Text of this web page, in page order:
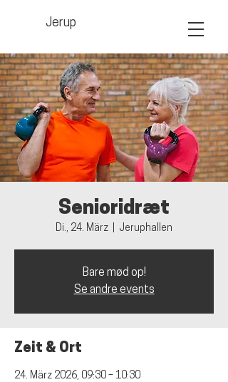
Jerup
Senioridræt
Di., 24. März Jeruphallen
Bare mød op!
Se andre events
Zeit & Ort
24. März 2026, 09:30 – 10:30